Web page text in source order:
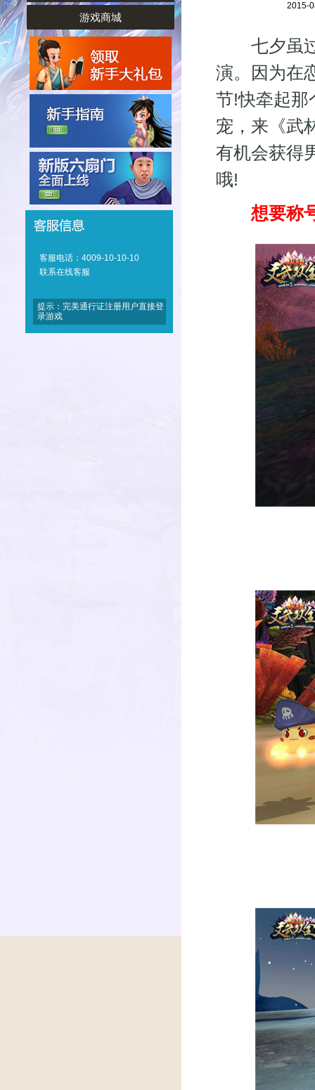
游戏商城
客服电话：4009-10-10-10
联系在线客服
提示：完美通行证注册用户直接登
录游戏
2015-
七夕虽过
演。因为在
节!快牵起那
宠，来《武
有机会获得
哦!
想要称